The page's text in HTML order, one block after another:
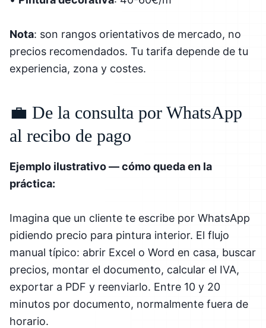
Nota: son rangos orientativos de mercado, no
precios recomendados. Tu tarifa depende de tu
experiencia, zona y costes.
💼 De la consulta por WhatsApp
al recibo de pago
Ejemplo ilustrativo — cómo queda en la
práctica:
Imagina que un cliente te escribe por WhatsApp
pidiendo precio para pintura interior. El flujo
manual típico: abrir Excel o Word en casa, buscar
precios, montar el documento, calcular el IVA,
exportar a PDF y reenviarlo. Entre 10 y 20
minutos por documento, normalmente fuera de
horario.